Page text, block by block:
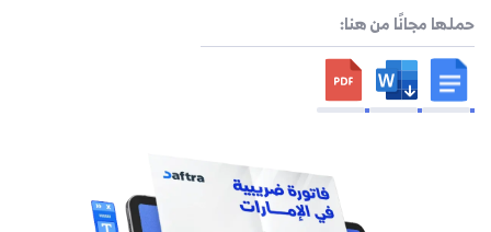
حملها مجانًا من هنا: